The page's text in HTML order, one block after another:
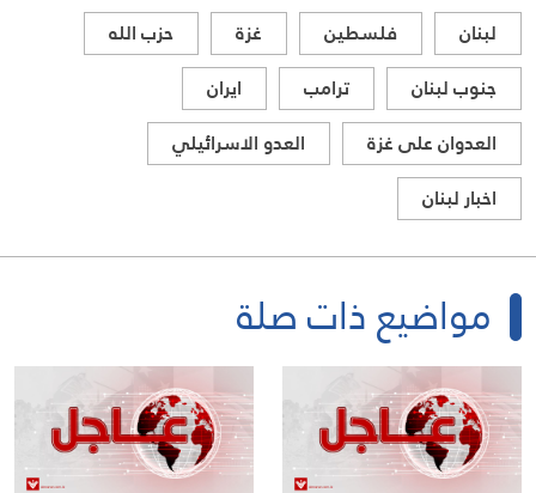
لبنان فلسطين غزة
حزب الله
جنوب لبنان
ترامب
ايران
العدوان على غزة
العدو الاسرائيلي
اخبار لبنان
مواضيع ذات صلة